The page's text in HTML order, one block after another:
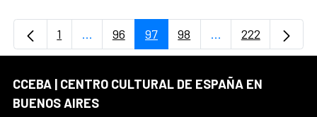
Página
1 ...Páginas intermedias Use TAB para
Página
96 Página
97 Página
98 ...PáginasPágina
222
CCEBA | CENTRO CULTURAL DE ESPAÑA EN
BUENOS AIRES